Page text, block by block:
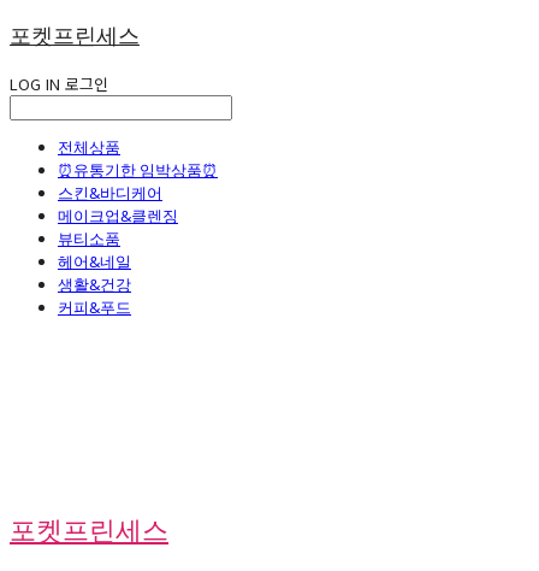
포켓프린세스
LOG IN 로그인
전체상품
⏰유통기한 임박상품⏰
스킨&바디케어
메이크업&클렌징
뷰티소품
헤어&네일
생활&건강
커피&푸드
포켓프린세스